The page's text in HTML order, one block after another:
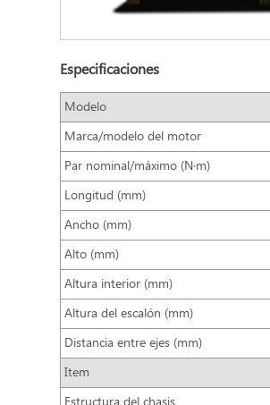
Especificaciones
Modelo
Marca/modelo del motor
Par nominal/máximo (N·m)
Longitud (mm)
Ancho (mm)
Alto (mm)
Altura interior (mm)
Altura del escalón (mm)
Distancia entre ejes (mm)
Item